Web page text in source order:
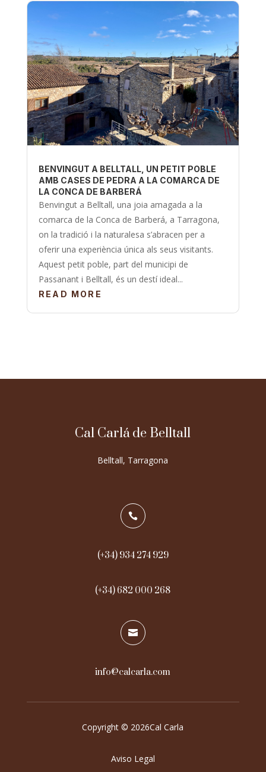
BENVINGUT A BELLTALL, UN PETIT POBLE
AMB CASES DE PEDRA A LA COMARCA DE
LA CONCA DE BARBERÁ
Benvingut a Belltall, una joia amagada a la
comarca de la Conca de Barberá, a Tarragona,
on la tradició i la naturalesa s’abracen per a
oferir una experiència única als seus visitants.
Aquest petit poble, part del municipi de
Passanant i Belltall, és un destí ideal...
READ MORE
Cal Carlá de Belltall
Belltall, Tarragona

(+34) 934 274 929
(+34) 682 000 268

info@calcarla.com
Copyright © 2026Cal Carla
Aviso Legal